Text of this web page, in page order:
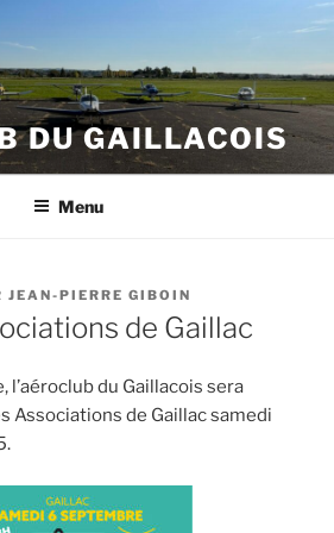
DU GAILLACOIS
Menu
JEAN-PIERRE GIBOIN
de Gaillac
l’aéroclub du Gaillacois sera
Associations de Gaillac samedi